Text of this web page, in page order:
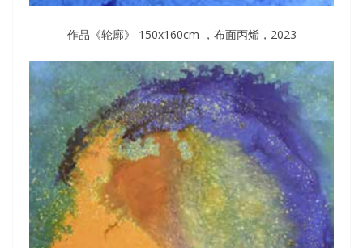
作品《轮廓》 150x160cm ，布面丙烯，2023